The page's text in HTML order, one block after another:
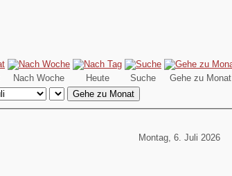
Nach Woche Heute Suche
Gehe zu Monat
Gehe zu Monat
Montag, 6. Juli 2026